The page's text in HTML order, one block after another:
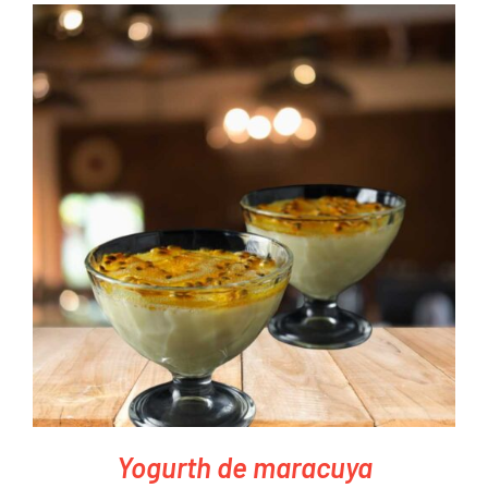
PEDIR AHORA
/
DETAILS
Yogurth de maracuya